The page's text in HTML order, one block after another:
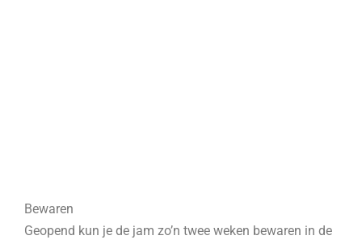
Bewaren
Geopend kun je de jam zo’n twee weken bewaren in de